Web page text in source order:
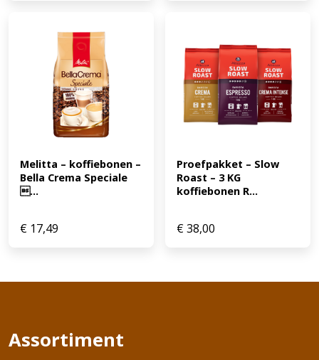
Melitta – koffiebonen –
Bella Crema Speciale
...
€ 17,49
Proefpakket – Slow
Roast – 3 KG
koffiebonen R...
€38,00
Assortiment